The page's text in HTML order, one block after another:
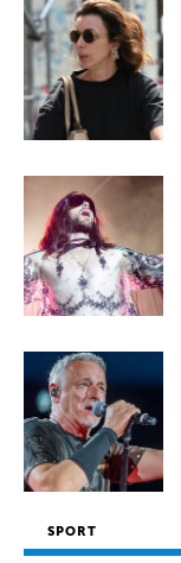
SPORT